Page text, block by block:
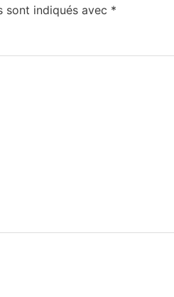
sont indiqués avec *